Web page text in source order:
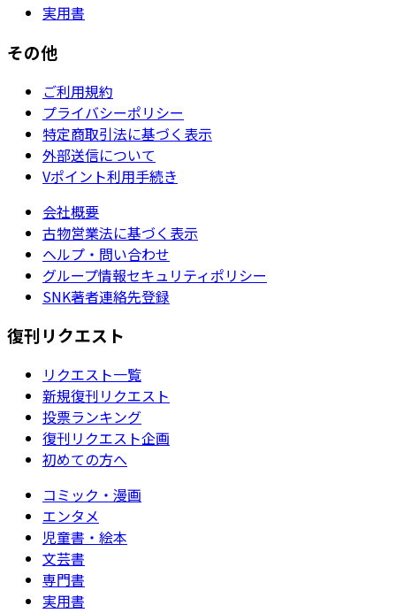
実用書
その他
ご利用規約
プライバシーポリシー
特定商取引法に基づく表示
外部送信について
Vポイント利用手続き
会社概要
古物営業法に基づく表示
ヘルプ・問い合わせ
グループ情報セキュリティポリシー
SNK著者連絡先登録
復刊リクエスト
リクエスト一覧
新規復刊リクエスト
投票ランキング
復刊リクエスト企画
初めての方へ
コミック・漫画
エンタメ
児童書・絵本
文芸書
専門書
実用書